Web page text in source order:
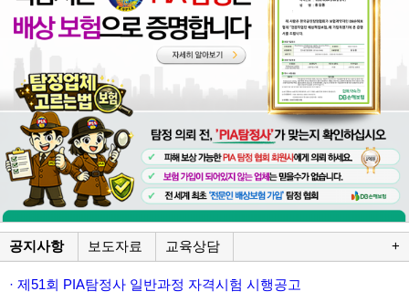
공지사항 보도자료 교육상담 +
· 제51회 PIA탐정사 일반과정 자격시험 시행공고